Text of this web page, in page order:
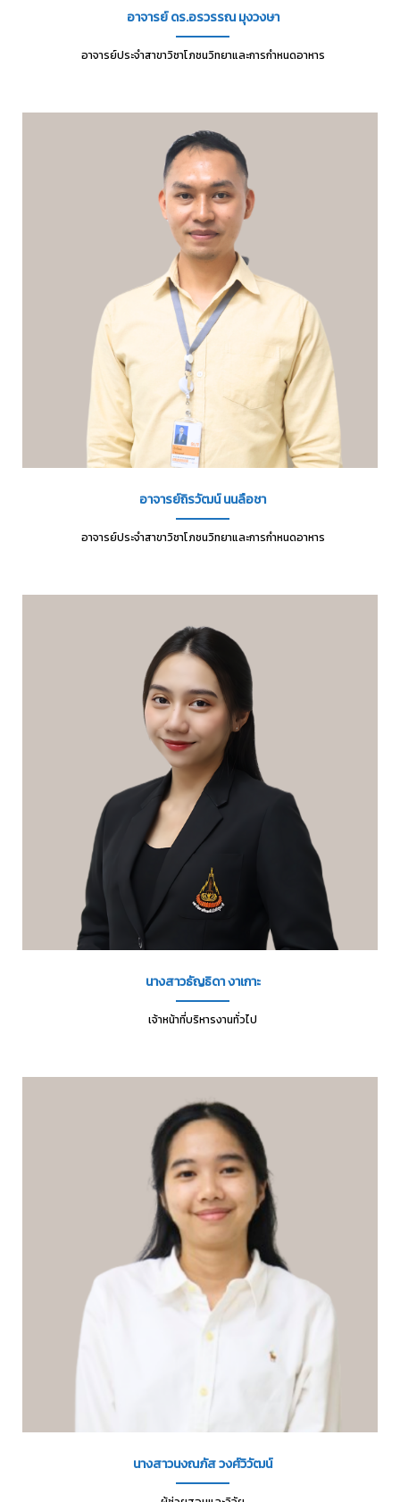
อาจารย์ ดร.อรวรรณ มุงวงษา
อาจารย์ประจำสาขาวิชาโภชนวิทยาและการกำหนดอาหาร
อาจารย์ถิรวัฒน์ นนลือชา
อาจารย์ประจำสาขาวิชาโภชนวิทยาและการกำหนดอาหาร
นางสาวธัญธิดา งาเกาะ
เจ้าหน้าที่บริหารงานทั่วไป
นางสาวนงณภัส วงศ์วิวัฒน์